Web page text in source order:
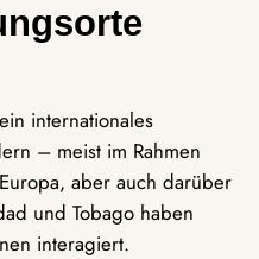
internationales
– meist im Rahmen
aber auch darüber
und Tobago haben
interagiert.